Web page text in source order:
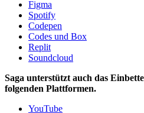
Figma
Spotify
Codepen
Codes und Box
Replit
Soundcloud
Saga unterstützt auch das
folgenden Plattformen.
YouTube